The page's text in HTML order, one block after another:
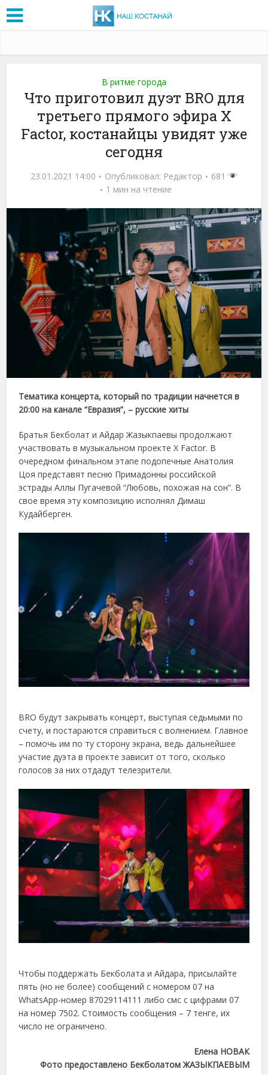
В ритме города
Что приготовил дуэт BRO для
третьего прямого эфира X
Factor, костанайцы увидят уже
сегодня
23.01.2021 14:00 Опубликовал: Редактор
681
1 мин на чтение
Тематика концерта, который по традиции начнется в
20:00 на канале “Евразия”, – русские хиты
Братья Бекболат и Айдар Жазыкпаевы продолжают
участвовать в музыкальном проекте X Factor. В
очередном финальном этапе подопечные Анатолия
Цоя представят песню Примадонны российской
эстрады Аллы Пугачевой “Любовь, похожая на сон”. В
свое время эту композицию исполнял Димаш
Кудайберген.
BRO будут закрывать концерт, выступая седьмыми по
счету, и постараются справиться с волнением. Главное
– помочь им по ту сторону экрана, ведь дальнейшее
участие дуэта в проекте зависит от того, сколько
голосов за них отдадут телезрители.
Чтобы поддержать Бекболата и Айдара, присылайте
пять (но не более) сообщений с номером 07 на
WhatsApp-номер 87029114111 либо смс с цифрами 07
на номер 7502. Стоимость сообщения – 7 тенге, их
число не ограничено.
Елена НОВАК
Фото предоставлено Бекболатом ЖАЗЫКПАЕВЫМ